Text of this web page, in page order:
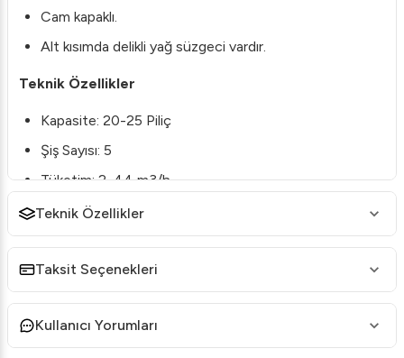
Cam kapaklı.
Alt kısımda delikli yağ süzgeci vardır.
Teknik Özellikler
Kapasite: 20-25 Piliç
Şiş Sayısı: 5
Tüketim: 2, 44 m3/h
Güç: 23, 50 kW
Ağırlık: 140 kg
En: 1150 mm
Boy: 472 mm
Yükseklik: 1169 mm
Teknik Özellikler
Taksit Seçenekleri
Kullanıcı Yorumları